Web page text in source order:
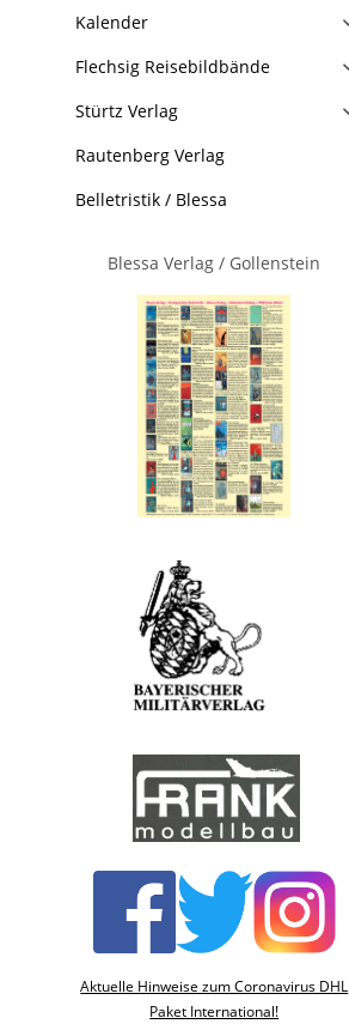
Kalender
Flechsig Reisebildbände
Stürtz Verlag
Rautenberg Verlag
Belletristik / Blessa
Blessa Verlag / Gollenstein
Aktuelle Hinweise zum Coronavirus DHL
Paket International!